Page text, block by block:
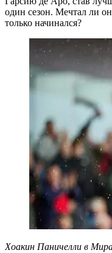
один сезон. Мечтал ли
только начинался?
Хоакин Паничелли в